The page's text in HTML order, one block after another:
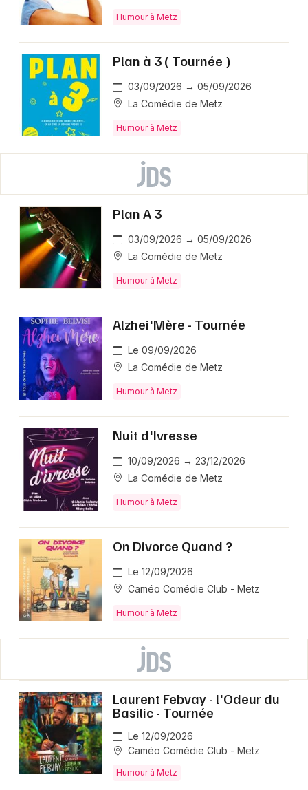
Humour à Metz
Plan à 3 ( Tournée )
03/09/2026 → 05/09/2026
La Comédie de Metz
Humour à Metz
Plan A 3
03/09/2026 → 05/09/2026
La Comédie de Metz
Humour à Metz
Alzhei'Mère - Tournée
Le 09/09/2026
La Comédie de Metz
Humour à Metz
Nuit d'Ivresse
10/09/2026 → 23/12/2026
La Comédie de Metz
Humour à Metz
On Divorce Quand ?
Le 12/09/2026
Caméo Comédie Club - Metz
Humour à Metz
Laurent Febvay - l'Odeur du
Basilic - Tournée
Le 12/09/2026
Caméo Comédie Club - Metz
Humour à Metz